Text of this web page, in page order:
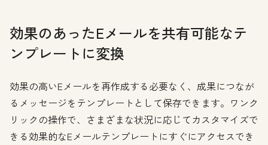
効果のあったEメールを共有可能なテ
ンプレートに変換
効果の高いEメールを再作成する必要なく、成果につなが
るメッセージをテンプレートとして保存できます。ワンク
リックの操作で、さまざまな状況に応じてカスタマイズで
きる効果的なEメールテンプレートにすぐにアクセスでき